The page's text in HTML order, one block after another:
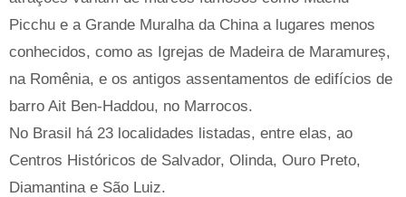
Picchu e a Grande Muralha da China a lugares menos
conhecidos, como as Igrejas de Madeira de Maramureș,
na Romênia, e os antigos assentamentos de edifícios de
barro Ait Ben-Haddou, no Marrocos.
No Brasil há 23 localidades listadas, entre elas, ao
Centros Históricos de Salvador, Olinda, Ouro Preto,
Diamantina e São Luiz.